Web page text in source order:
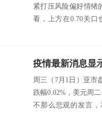
紧打压风险偏好情绪
看，上方在0.70关
周三（7月1日）亚市
跌幅0.02%，美元周
不那么悲观的发言